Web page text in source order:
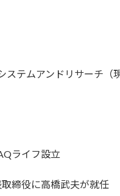
ステムアンドリサーチ（
ライフ設立
締役に高橋武夫が就任